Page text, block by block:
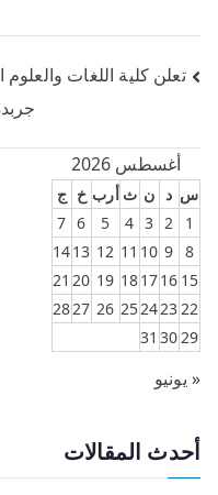
تصفّح
تعلن كلية اللغات
أغسطس 2026
س د ن ث أرب خ ج
1
2
3
4
5
6
7
8
9
10
11
12
13
14
15
16
17
18
19
20
21
22
23
24
25
26
27
28
29
30
31
« يونيو
أحدث المقالات